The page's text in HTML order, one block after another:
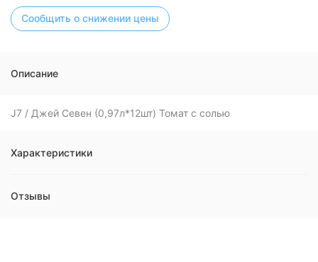
Сообщить о снижении цены
Описание
J7 / Джей Севен (0,97л*12шт) Томат с солью
Характеристики
Отзывы